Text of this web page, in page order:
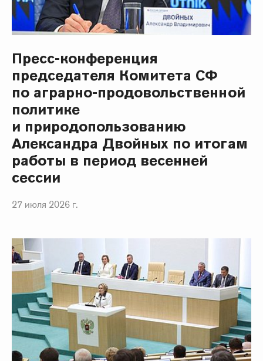
Пресс-конференция
председателя Комитета СФ
по аграрно-продовольственной
политике
и природопользованию
Александра Двойных по итогам
работы в период весенней
сессии
27 июля 2026 г.